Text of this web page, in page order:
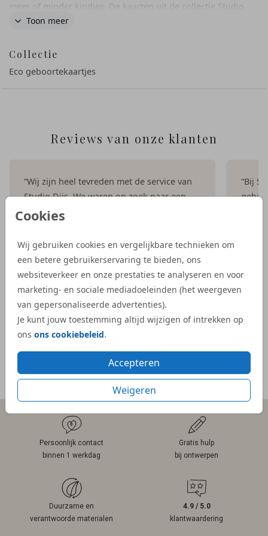
Cookies
Wij gebruiken cookies en vergelijkbare technieken om
een betere gebruikerservaring te bieden, ons
websiteverkeer en onze prestaties te analyseren en voor
marketing- en sociale mediadoeleinden (het weergeven
van gepersonaliseerde advertenties).
Je kunt jouw toestemming altijd wijzigen of intrekken op
ons ons cookiebeleid.
Accepteren
Weigeren
meer of minder kindjes. De kaarten uit de collectie Studio
Dijs x Hannah Illustreert worden gedrukt op duurzame
Toon meer
Collectie
Eco geboortekaartjes
Reviews van onze klanten
“Wij zijn heel tevreden met de service van
Studio Dijs. We waren op zoek naar een
iets bijzonderder kaartje, en bij Studio Dijs
de proefdruk als de daadwerkelijke
geboortekaartjes waren snel geleverd.”
- Kelly
“Bij
bij
-
Meer reviews
Persoonlijk contact
binnen 1 werkdag
Gratis hulp
bij ontwerpen
Duurzame en
verantwoorde materialen
4.9 / 5.0
klantwaardering